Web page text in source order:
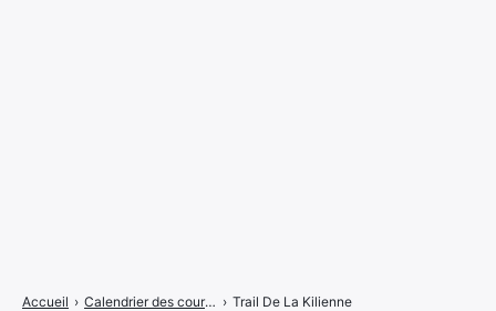
Accueil › Calendrier des courses › Trail De La Kilienne